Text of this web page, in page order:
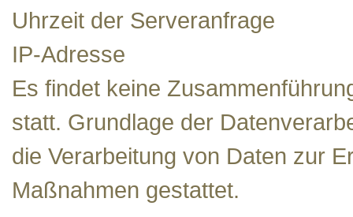
Uhrzeit der Serveranfrage
IP-Adresse
Es findet keine
statt. Grundlage der
die Verarbeitung von Daten zur
Maßnahmen gestattet.